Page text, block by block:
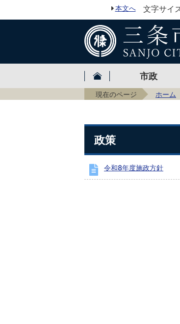
本文へ 文字サイ
市政
現在のページ ホーム
政策
令和8年度施政方針